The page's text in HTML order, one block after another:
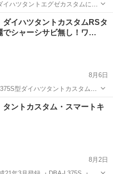
ティングのアークバリア21施工
ント エンジン
ダイハツタントカスタムRSタ
でシャーシサビ無し！ワ…
8月6日
トエアコン パワースライドドア ...
ト ダイハツタント
タントカスタム・スマートキ
8月2日